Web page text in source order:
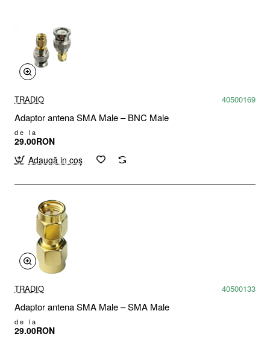
TRADIO 40500169
Adaptor antena SMA Male – BNC Male
de la
29.00RON
Adaugă in coş
TRADIO 40500133
Adaptor antena SMA Male – SMA Male
de la
29.00RON